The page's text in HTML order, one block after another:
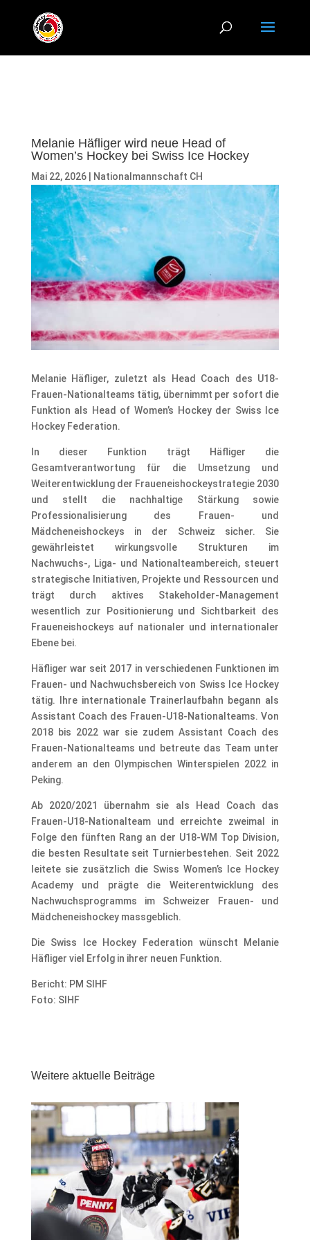
Melanie Häfliger wird neue Head of
Women’s Hockey bei Swiss Ice Hockey
Mai 22, 2026| Nationalmannschaft CH
Melanie Häfliger, zuletzt als Head Coach des U18-
Frauen-Nationalteams tätig, übernimmt per sofort die
Funktion als Head of Women’s Hockey der Swiss Ice
Hockey Federation.
In dieser Funktion trägt Häfliger die
Gesamtverantwortung für die Umsetzung und
Weiterentwicklung der Fraueneishockeystrategie 2030
und stellt die nachhaltige Stärkung sowie
Professionalisierung des Frauen- und
Mädcheneishockeys in der Schweiz sicher. Sie
gewährleistet wirkungsvolle Strukturen im
Nachwuchs-, Liga- und Nationalteambereich, steuert
strategische Initiativen, Projekte und Ressourcen und
trägt durch aktives Stakeholder-Management
wesentlich zur Positionierung und Sichtbarkeit des
Fraueneishockeys auf nationaler und internationaler
Ebene bei.
Häfliger war seit 2017 in verschiedenen Funktionen im
Frauen- und Nachwuchsbereich von Swiss Ice Hockey
tätig. Ihre internationale Trainerlaufbahn begann als
Assistant Coach des Frauen-U18-Nationalteams. Von
2018 bis 2022 war sie zudem Assistant Coach des
Frauen-Nationalteams und betreute das Team unter
anderem an den Olympischen Winterspielen 2022 in
Peking.
Ab 2020/2021 übernahm sie als Head Coach das
Frauen-U18-Nationalteam und erreichte zweimal in
Folge den fünften Rang an der U18-WM Top Division,
die besten Resultate seit Turnierbestehen. Seit 2022
leitete sie zusätzlich die Swiss Women’s Ice Hockey
Academy und prägte die Weiterentwicklung des
Nachwuchsprogramms im Schweizer Frauen- und
Mädcheneishockey massgeblich.
Die Swiss Ice Hockey Federation wünscht Melanie
Häfliger viel Erfolg in ihrer neuen Funktion.
Bericht: PM SIHF
Foto: SIHF
Weitere aktuelle Beiträge